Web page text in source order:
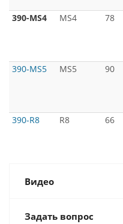
390-MS4 MS4 78
390-MS5 MS5 90
390-R8 R8 66
Видео
Задать вопрос